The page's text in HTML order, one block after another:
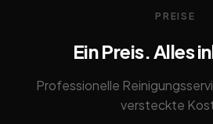
PREISE
Ein Preis. Alles
Professionelle
versteckte